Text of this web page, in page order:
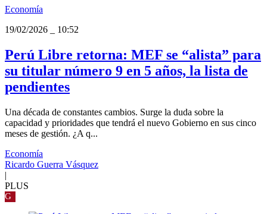
Economía
19/02/2026
10:52
Perú Libre retorna: MEF se “alista” para
su titular número 9 en 5 años, la lista de
pendientes
Una década de constantes cambios. Surge la duda sobre la
capacidad y prioridades que tendrá el nuevo Gobierno en sus cinco
meses de gestión. ¿A q...
Economía
Ricardo Guerra Vásquez
|
PLUS
G